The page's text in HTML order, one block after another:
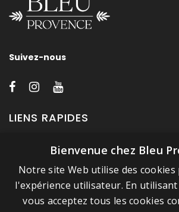
Suivez-nous
LIENS RAPIDES
A propos de Bleu Provence
Mentions légales
Conditions de vente
Bienvenue chez Bleu
Notre site Web utilise des
l'expérience utilisateur. En
vous acceptez tous les cookies